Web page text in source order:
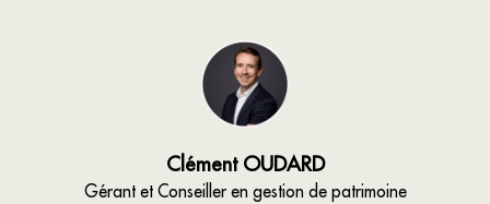
Clément OUDARD
Gérant et Conseiller en gestion de patrimoine